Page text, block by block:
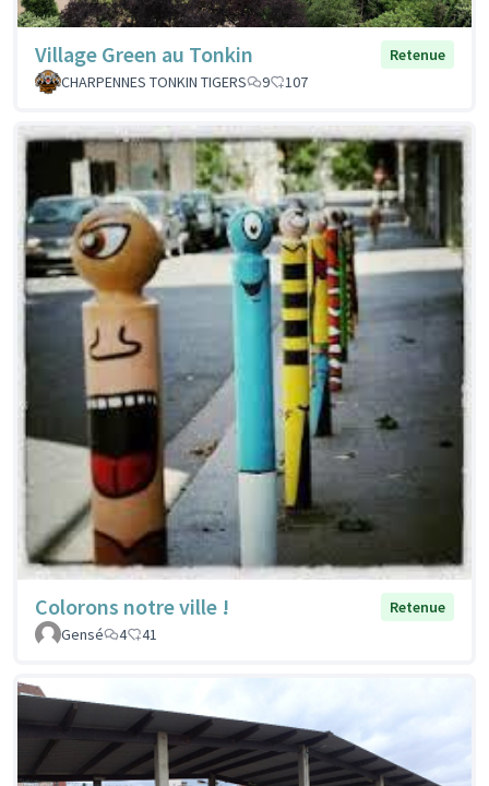
Village Green au Tonkin
Retenue
CHARPENNES TONKIN TIGERS
9 107
Colorons notre ville !
Retenue
Gensé
4 41